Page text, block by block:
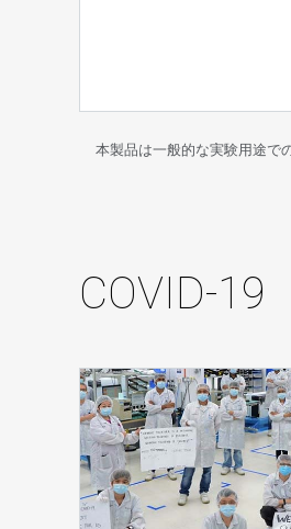
本製品は一般的な実験用途で
COVID-19